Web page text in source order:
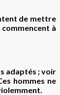
de mettre
à
adaptés ; voir
hommes ne